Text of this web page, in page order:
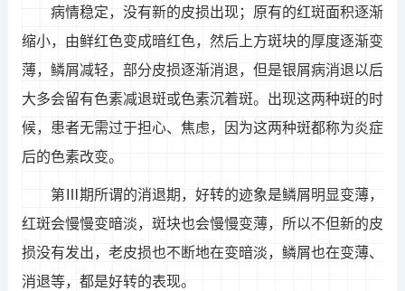
病情稳定，没有新的皮损出现；原有的红斑面积逐渐
缩小，由鲜红色变成暗红色，然后上方斑块的厚度逐渐变
薄，鳞屑减轻，部分皮损逐渐消退，但是银屑病消退以后
大多会留有色素减退斑或色素沉着斑。出现这两种斑的时
候，患者无需过于担心、焦虑，因为这两种斑都称为炎症
后的色素改变。
第Ⅲ期所谓的消退期，好转的迹象是鳞屑明显变薄，
红斑会慢慢变暗淡，斑块也会慢慢变薄，所以不但新的皮
损没有发出，老皮损也不断地在变暗淡，鳞屑也在变薄、
消退等，都是好转的表现。